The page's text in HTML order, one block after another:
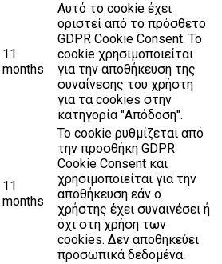
11
months
Αυτό το cookie έχει
οριστεί από το πρόσθετο
GDPR Cookie Consent. Το
cookie χρησιμοποιείται
για την αποθήκευση της
συναίνεσης του χρήστη
για τα cookies στην
κατηγορία "Απόδοση".
11
months
Το cookie ρυθμίζεται από
την προσθήκη GDPR
Cookie Consent και
χρησιμοποιείται για την
αποθήκευση εάν ο
χρήστης έχει συναινέσει ή
όχι στη χρήση των
cookies. Δεν αποθηκεύει
προσωπικά δεδομένα.